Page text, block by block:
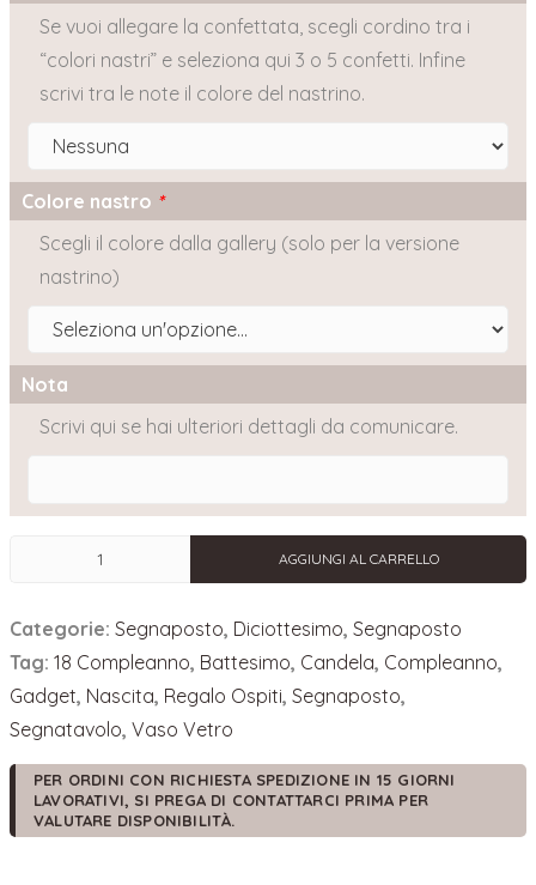
Se vuoi allegare la confettata, scegli cordino tra i
“colori nastri” e seleziona qui 3 o 5 confetti. Infine
scrivi tra le note il colore del nastrino.
Colore nastro *
Scegli il colore dalla gallery (solo per la versione
nastrino)
Nota
Scrivi qui se hai ulteriori dettagli da comunicare.
18
anni
quantità
AGGIUNGI AL CARRELLO
Categorie: Segnaposto, Diciottesimo, Segnaposto
Tag: 18 Compleanno, Battesimo, Candela, Compleanno,
Gadget, Nascita, Regalo Ospiti, Segnaposto,
Segnatavolo, Vaso Vetro
PER ORDINI CON RICHIESTA SPEDIZIONE IN 15 GIORNI
LAVORATIVI, SI PREGA DI CONTATTARCI PRIMA PER
VALUTARE DISPONIBILITÀ.